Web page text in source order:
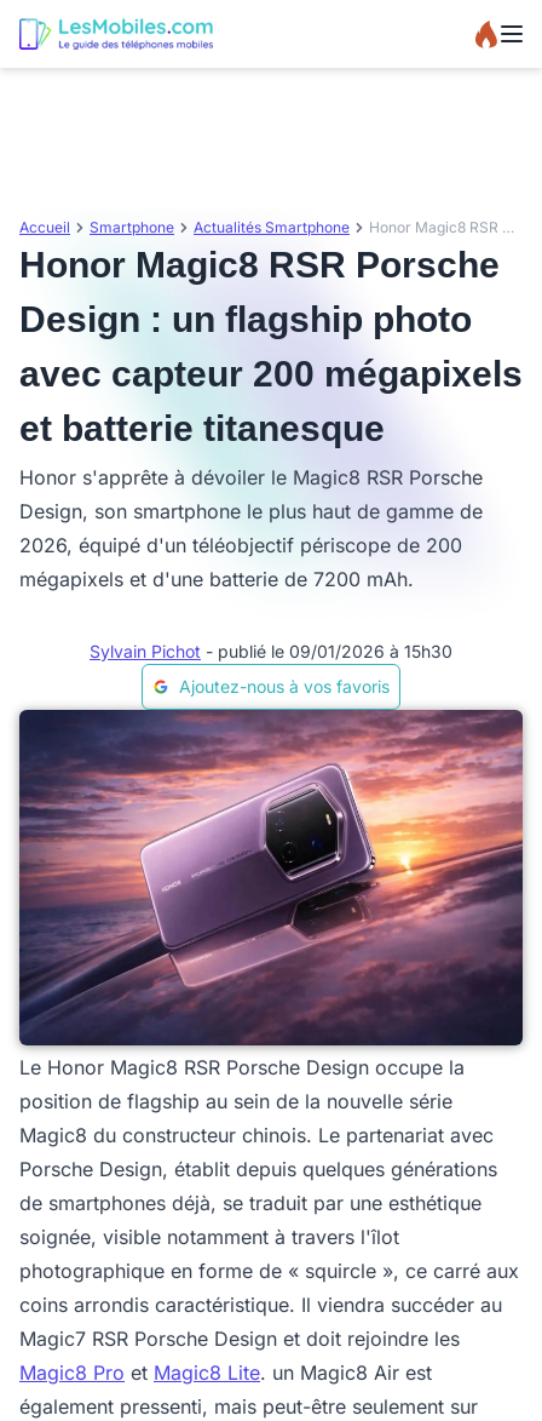
Accueil Smartphone Actualités Smartphone Honor Magic8 RSR Porsche Design : un flagship photo avec capteur 200 mégapixels et batterie titanesque
Honor Magic8 RSR Porsche
Design : un flagship photo
avec capteur 200 mégapixels
et batterie titanesque
Honor s'apprête à dévoiler le Magic8 RSR Porsche
Design, son smartphone le plus haut de gamme de
2026, équipé d'un téléobjectif périscope de 200
mégapixels et d'une batterie de 7200 mAh.
Sylvain Pichot - publié le 09/01/2026 à 15h30
Ajoutez-nous à vos favoris
Le Honor Magic8 RSR Porsche Design occupe la
position de flagship au sein de la nouvelle série
Magic8 du constructeur chinois. Le partenariat avec
Porsche Design, établit depuis quelques générations
de smartphones déjà, se traduit par une esthétique
soignée, visible notamment à travers l'îlot
photographique en forme de « squircle », ce carré aux
coins arrondis caractéristique. Il viendra succéder au
Magic7 RSR Porsche Design et doit rejoindre les
Magic8 Pro et Magic8 Lite. un Magic8 Air est
également pressenti, mais peut-être seulement sur